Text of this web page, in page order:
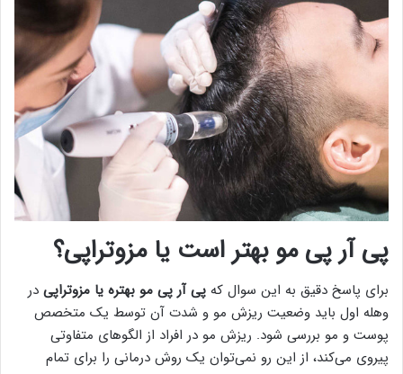
پی آر پی مو بهتر است یا مزوتراپی؟
برای پاسخ دقیق به این سوال که پی آر پی مو بهتره یا مزوتراپی در
وهله اول باید وضعیت ریزش مو و شدت آن توسط یک متخصص
پوست و مو بررسی شود. ریزش مو در افراد از الگوهای متفاوتی
پیروی می‌کند، از این رو نمی‌توان یک روش درمانی را برای تمام